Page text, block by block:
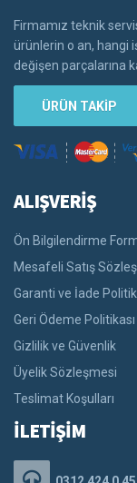
Firmamız teknik
ürünlerin o an, hangi
değişen parçalarına
ÜRÜN TAKİP
ALIŞVERİŞ
Ön Bilgilendirme
Mesafeli Satış
Garanti ve İade
Geri Ödeme Politikası
Gizlilik ve Güvenlik
Üyelik Sözleşmesi
Teslimat Koşulları
İLETİŞİM